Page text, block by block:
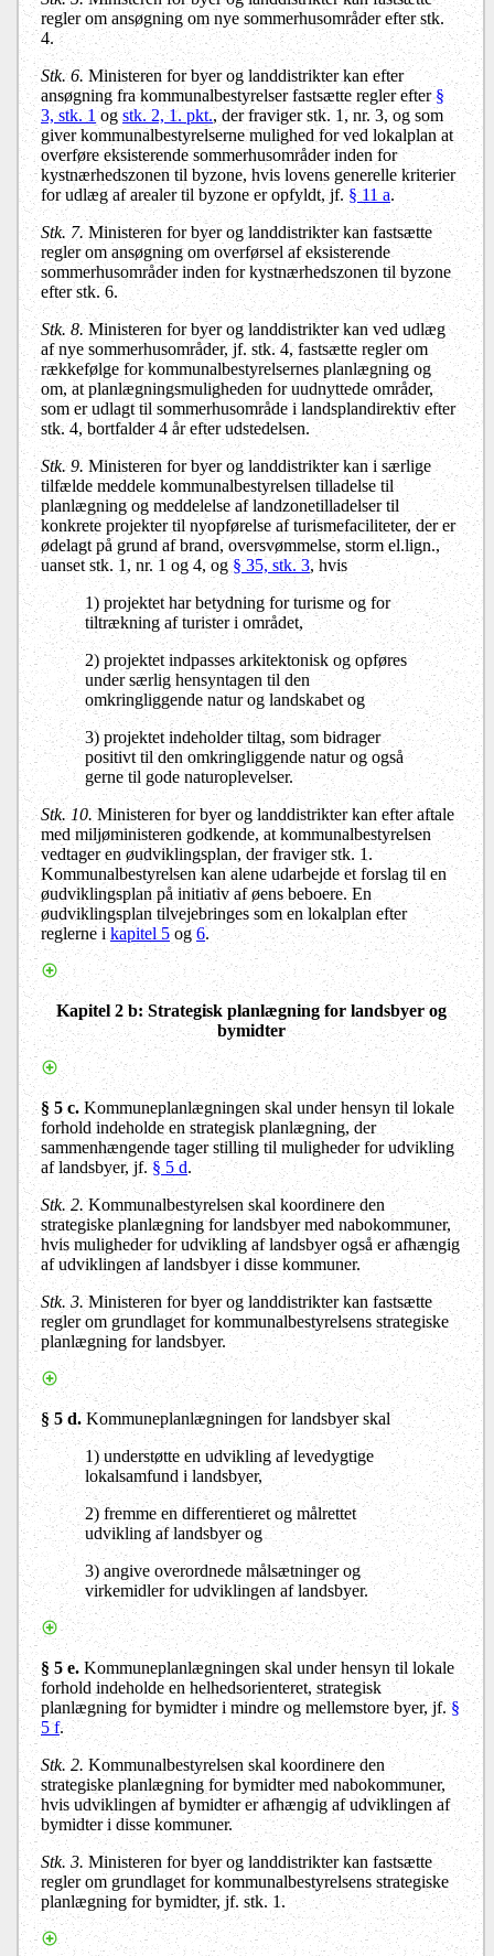
regler om ansøgning om nye sommerhusområder efter stk.
4.
Stk. 6. Ministeren for byer og landdistrikter kan efter
ansøgning fra kommunalbestyrelser fastsætte regler efter§
3, stk. 1 og stk. 2, 1. pkt., der fraviger stk. 1, nr. 3, og som
giver kommunalbestyrelserne mulighed for ved lokalplan at
overføre eksisterende sommerhusområder inden for
kystnærhedszonen til byzone, hvis lovens generelle kriterier
for udlæg af arealer til byzone er opfyldt, jf. § 11 a.
Stk. 7.Ministeren for byer og landdistrikter kan fastsætte
regler om ansøgning om overførsel af eksisterende
sommerhusområder inden for kystnærhedszonen til byzone
efter stk. 6.
Stk. 8.Ministeren for byer og landdistrikter kan ved udlæg
af nye sommerhusområder, jf. stk. 4, fastsætte regler om
rækkefølge for kommunalbestyrelsernes planlægning og
om, at planlægningsmuligheden for uudnyttede områder,
som er udlagt til sommerhusområde i landsplandirektiv efter
stk. 4, bortfalder 4 år efter udstedelsen.
Stk. 9. Ministeren for byer og landdistrikter kan i særlige
tilfælde meddele kommunalbestyrelsen tilladelse til
planlægning og meddelelse af landzonetilladelser til
konkrete projekter til nyopførelse af turismefaciliteter, der er
ødelagt på grund af brand, oversvømmelse, storm el.lign.,
uanset stk. 1, nr. 1 og 4, og§ 35, stk. 3, hvis
1) projektet har betydning for turisme og for
tiltrækning af turister i området,
2) projektet indpasses arkitektonisk og opføres
under særlig hensyntagen til den
omkringliggende natur og landskabet og
3) projektet indeholder tiltag, som bidrager
positivt til den omkringliggende natur og også
gerne til gode naturoplevelser.
Stk. 10.Ministeren for byer og landdistrikter kan efter aftale
med miljøministeren godkende, at kommunalbestyrelsen
vedtager en øudviklingsplan, der fraviger stk. 1.
Kommunalbestyrelsen kan alene udarbejde et forslag til en
øudviklingsplan på initiativ af øens beboere. En
øudviklingsplan tilvejebringes som en lokalplan efter
reglerne i kapitel 5 og6.
Kapitel 2 b: Strategisk planlægning for landsbyer og
bymidter
§ 5 c. Kommuneplanlægningen skal under hensyn til lokale
forhold indeholde en strategisk planlægning, der
sammenhængende tager stilling til muligheder for udvikling
af landsbyer, jf. § 5 d.
Stk. 2.Kommunalbestyrelsen skal koordinere den
strategiske planlægning for landsbyer med nabokommuner,
hvis muligheder for udvikling af landsbyer også er afhængig
af udviklingen af landsbyer i disse kommuner.
Stk. 3.Ministeren for byer og landdistrikter kan fastsætte
regler om grundlaget for kommunalbestyrelsens strategiske
planlægning for landsbyer.
§ 5 d.Kommuneplanlægningen for landsbyer skal
1) understøtte en udvikling af levedygtige
lokalsamfund i landsbyer,
2) fremme en differentieret og målrettet
udvikling af landsbyer og
3) angive overordnede målsætninger og
virkemidler for udviklingen af landsbyer.
§ 5 e. Kommuneplanlægningen skal under hensyn til lokale
forhold indeholde en helhedsorienteret, strategisk
planlægning for bymidter i mindre og mellemstore byer, jf.§
5 f.
Stk. 2. Kommunalbestyrelsen skal koordinere den
strategiske planlægning for bymidter med nabokommuner,
hvis udviklingen af bymidter er afhængig af udviklingen af
bymidter i disse kommuner.
Stk. 3. Ministeren for byer og landdistrikter kan fastsætte
regler om grundlaget for kommunalbestyrelsens strategiske
planlægning for bymidter, jf. stk. 1.